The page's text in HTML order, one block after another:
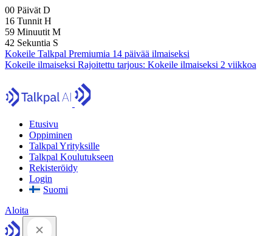
00 Päivät D
16 Tunnit H
59 Minuutit M
41 Sekuntia S
Kokeile Talkpal Premiumia 14 päivää ilmaiseksi
Kokeile ilmaiseksi Rajoitettu tarjous: Kokeile ilmaiseksi 2 viikkoa
Etusivu
Oppiminen
Talkpal Yrityksille
Talkpal Koulutukseen
Rekisteröidy
Login
Suomi
Aloita